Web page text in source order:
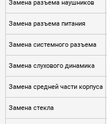
Замена разъема наушников
Замена разъема питания
Замена системного разъема
Замена слухового динамика
Замена средней части корпуса
Замена стекла